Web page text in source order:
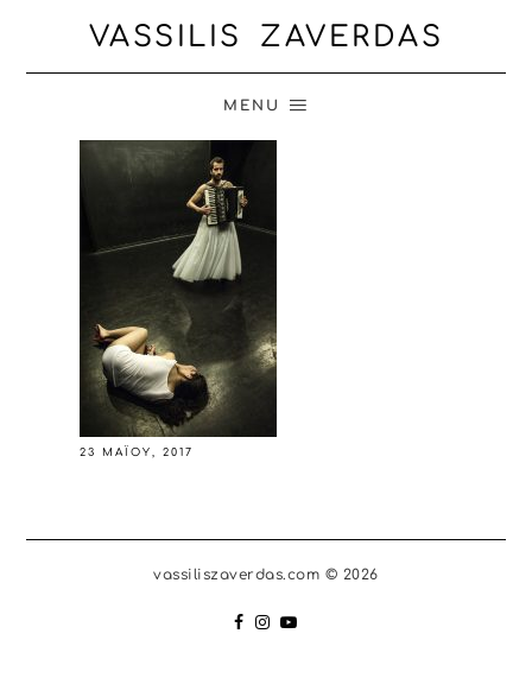
VASSILIS ZAVERDAS
MENU
23 ΜΑΪ́ΟΥ, 2017
vassiliszaverdas.com © 2026